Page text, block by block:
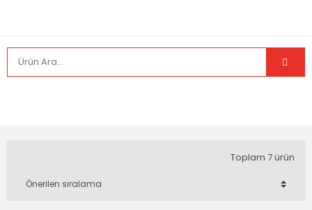
Toplam 7 ürün